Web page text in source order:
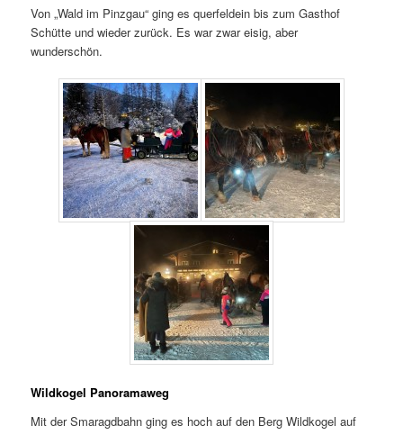
Von „Wald im Pinzgau“ ging es querfeldein bis zum Gasthof
Schütte und wieder zurück. Es war zwar eisig, aber
wunderschön.
Wildkogel Panoramaweg
Mit der Smaragdbahn ging es hoch auf den Berg Wildkogel auf